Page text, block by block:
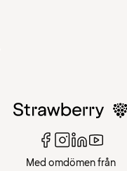
Med omdömen från